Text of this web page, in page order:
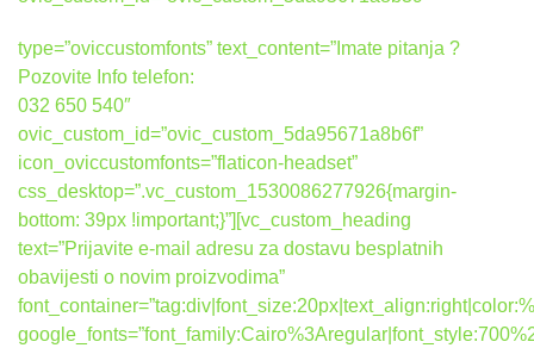
type=”oviccustomfonts” text_content=”Imate pitanja ?
Pozovite Info telefon:
032 650 540″
ovic_custom_id=”ovic_custom_5da95671a8b6f”
icon_oviccustomfonts=”flaticon-headset”
css_desktop=”.vc_custom_1530086277926{margin-
bottom: 39px !important;}”][vc_custom_heading
text=”Prijavite e-mail adresu za dostavu besplatnih
obavijesti o novim proizvodima”